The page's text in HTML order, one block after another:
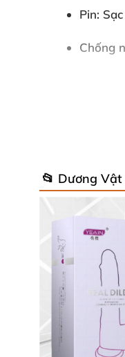
Pin:
Chống
Cách Sử
Rửa sạch
tăng độ
silicone cao
📂 Dương